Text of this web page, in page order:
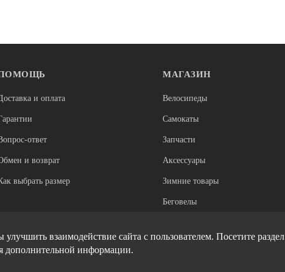
Сумки
красные
600
и оплата
ответ
и возврат
выбрать размер
МАГАЗИН
Велосипеды
Самокаты
Запчасти
Аксессуары
Зимние товары
Беговелы
взаимодействие сайта с пользователем. Посетите раздел
дополнительной информации.